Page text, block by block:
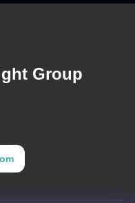
Group